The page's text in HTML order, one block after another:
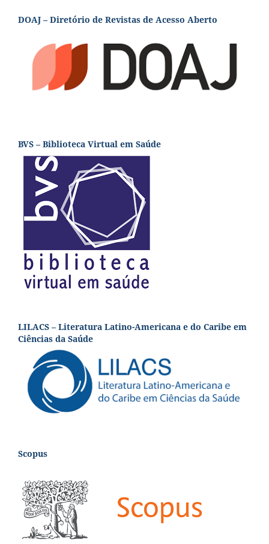
DOAJ – Diretório de Revistas de Acesso Aberto
BVS – Biblioteca Virtual em Saúde
LILACS – Literatura Latino-Americana e do Caribe em
Ciências da Saúde
Scopus